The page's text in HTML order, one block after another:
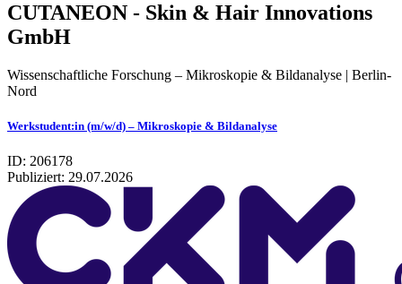
CUTANEON - Skin & Hair Innovations
GmbH
Wissenschaftliche Forschung – Mikroskopie & Bildanalyse | Berlin-
Nord
Werkstudent:in (m/w/d) – Mikroskopie & Bildanalyse
ID: 206178
Publiziert: 29.07.2026